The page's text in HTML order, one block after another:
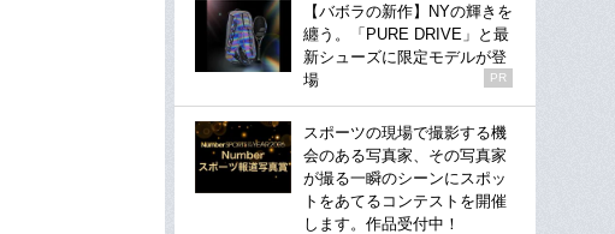
【バボラの新作】NYの輝きを
纏う。「PURE DRIVE」と最
新シューズに限定モデルが登
場
PR
スポーツの現場で撮影する機
会のある写真家、その写真家
が撮る一瞬のシーンにスポッ
トをあてるコンテストを開催
します。作品受付中！